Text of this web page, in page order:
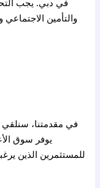
والتأمين الاجتماعي
في مقدمتنا،
يوفر سوق
للمستثمرين الذين